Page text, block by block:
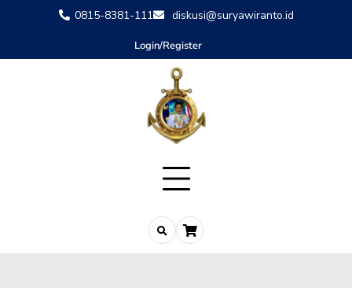
0815-8381-111 diskusi@suryawiranto.id
Login/Register